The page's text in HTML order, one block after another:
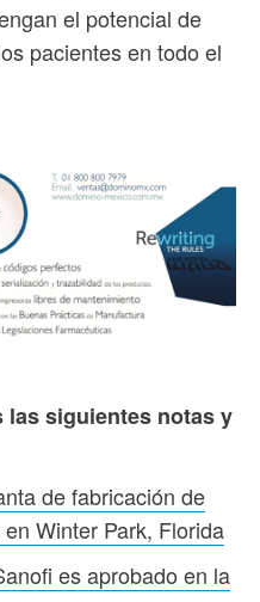
el potencial de
pacientes en todo el
las siguientes notas y
de fabricación de
Winter Park, Florida
es aprobado en la